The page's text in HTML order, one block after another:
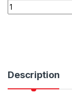
Description